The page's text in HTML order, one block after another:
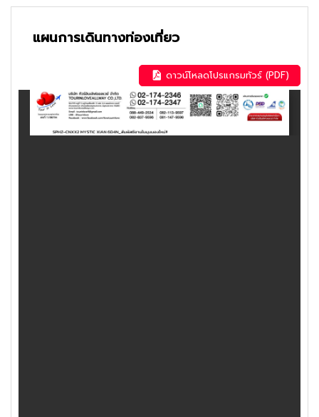
แผนการเดินทางท่องเที่ยว
ดาวน์โหลดโปรแกรมทัวร์ (PDF)